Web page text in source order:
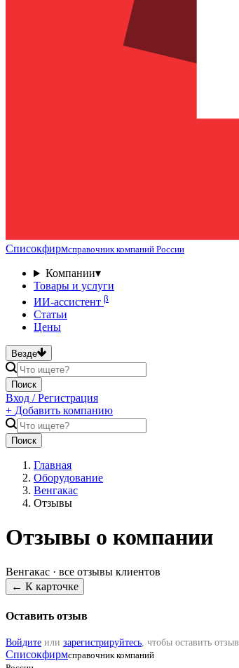
Списокфирмсправочник компаний России
Компании▾
Товары и услуги
ИИ-ассистент β
Статьи
Цены
Везде
Поиск
Вход / Регистрация
+ Добавить компанию
Поиск
Главная
Оборудование
Венгакас
Отзывы
Отзывы о компании
Венгакас · все отзывы клиентов
← К карточке
Оставить отзыв
Войдите или зарегистрируйтесь, чтобы оставить отзыв
Списокфирмсправочник компаний